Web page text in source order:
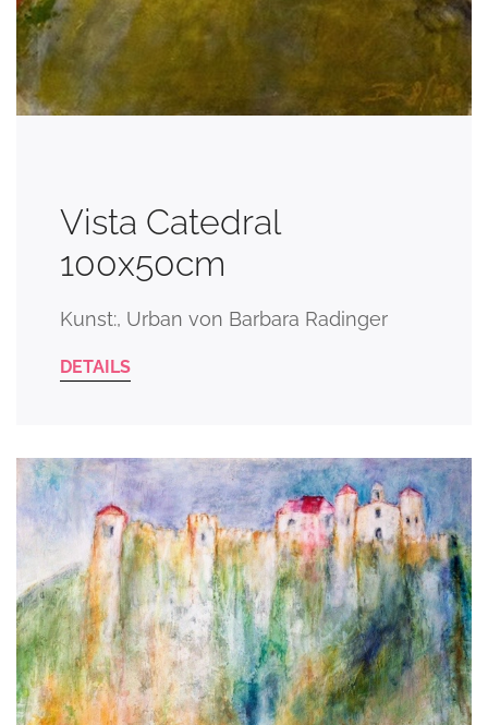
Vista Catedral
100x50cm
Kunst:, Urban von Barbara Radinger
DETAILS